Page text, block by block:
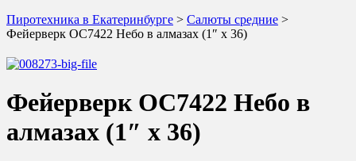
Пиротехника в Екатеринбурге > Салюты средние >
Фейерверк ОС7422 Небо в алмазах (1″ х 36)
Фейерверк ОС7422 Небо в
алмазах (1″ х 36)